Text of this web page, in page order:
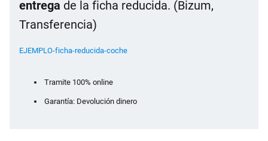
entrega de la ficha reducida. (Bizum,
Transferencia)
EJEMPLO-ficha-reducida-coche
Tramite 100% online
Garantía: Devolución dinero